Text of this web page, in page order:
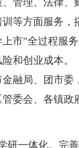
等方面服务，
市”全过程服
和创业成本。
融局、团市委
委会、各镇政
研一体化。完